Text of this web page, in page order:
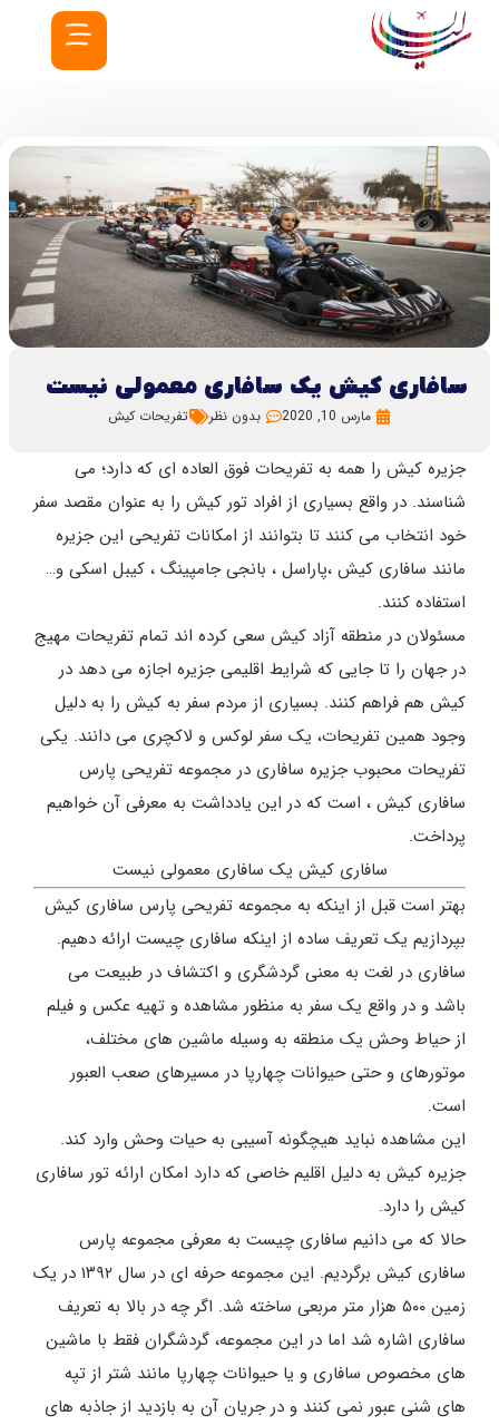
سافاری کیش یک سافاری معمولی نیست
مارس 10, 2020 بدون نظر تفریحات کیش
جزیره کیش را همه به تفریحات فوق العاده ای که دارد؛ می
شناسند. در واقع بسیاری از افراد تور کیش را به عنوان مقصد سفر
خود انتخاب می کنند تا بتوانند از امکانات تفریحی این جزیره
مانند سافاری کیش ،پاراسل ، بانجی جامپینگ ، کیبل اسکی و…
استفاده کنند.
مسئولان در منطقه آزاد کیش سعی کرده اند تمام تفریحات مهیج
در جهان را تا جایی که شرایط اقلیمی جزیره اجازه می دهد در
کیش هم فراهم کنند. بسیاری از مردم سفر به کیش را به دلیل
وجود همین تفریحات، یک سفر لوکس و لاکچری می دانند. یکی
تفریحات محبوب جزیره سافاری در مجموعه تفریحی پارس
سافاری کیش ، است که در این یادداشت به معرفی آن خواهیم
پرداخت.
سافاری کیش یک سافاری معمولی نیست
بهتر است قبل از اینکه به مجموعه تفریحی پارس سافاری کیش
بپردازیم یک تعریف ساده از اینکه سافاری چیست ارائه دهیم.
سافاری در لغت به معنی گردشگری و اکتشاف در طبیعت می
باشد و در واقع یک سفر به منظور مشاهده و تهیه عکس و فیلم
از حیاط وحش یک منطقه به وسیله ماشین های مختلف،
موتورهای و حتی حیوانات چهارپا در مسیرهای صعب العبور
است.
این مشاهده نباید هیچگونه آسیبی به حیات وحش وارد کند.
جزیره کیش به دلیل اقلیم خاصی که دارد امکان ارائه تور سافاری
کیش را دارد.
حالا که می دانیم سافاری چیست به معرفی مجموعه پارس
سافاری کیش برگردیم. این مجموعه حرفه ای در سال ۱۳۹۲ در یک
زمین ۵۰۰ هزار متر مربعی ساخته شد. اگر چه در بالا به تعریف
سافاری اشاره شد اما در این مجموعه، گردشگران فقط با ماشین
های مخصوص سافاری و یا حیوانات چهارپا مانند شتر از تپه
های شنی عبور نمی کنند و در جریان آن به بازدید از جاذبه های